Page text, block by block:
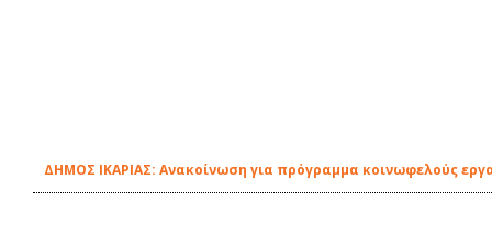
ΔΗΜΟΣ ΙΚΑΡΙΑΣ: Ανακοίνωση για πρόγραμμα κοινωφελούς